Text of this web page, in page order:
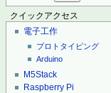
クイックアクセス
電子工作
プロトタイピング
Arduino
M5Stack
Raspberry Pi